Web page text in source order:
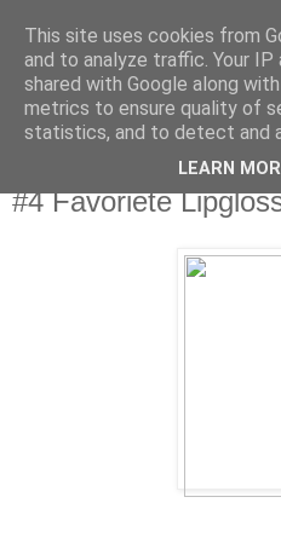
Sarahdise
Welcome to Sarahdise.
maandag 28 april 2014
#4 Favoriete
This site uses cookies from
and to analyze traffic. Your
shared with Google along
metrics to ensure quality of
statistics, and to detect and
LEARN